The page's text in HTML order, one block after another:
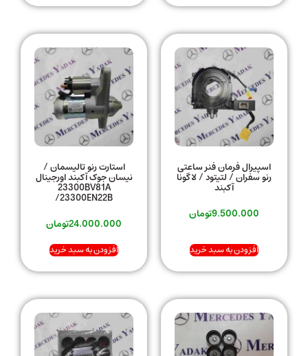
اسپیرال فرمان فنر ساعتی
رنو سفران / لتیتود / لاگونا
آکبند
9.500.000تومان
افزودن به سبد خرید
استارت رنو تالیسمان /
نیسان جوک آکبند اورجینال
23300BV81A
/23300EN22B
24.000.000تومان
افزودن به سبد خرید